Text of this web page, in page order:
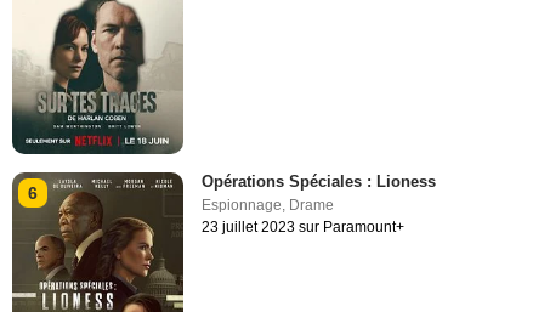
6
Opérations Spéciales : Lioness
Espionnage, Drame
23 juillet 2023 sur Paramount+